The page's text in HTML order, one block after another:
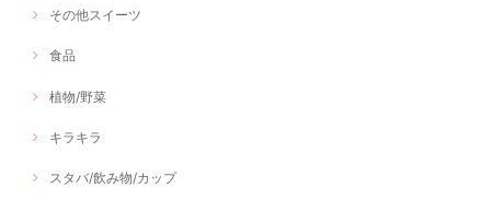
その他スイーツ
食品
植物/野菜
キラキラ
スタバ/飲み物/カップ